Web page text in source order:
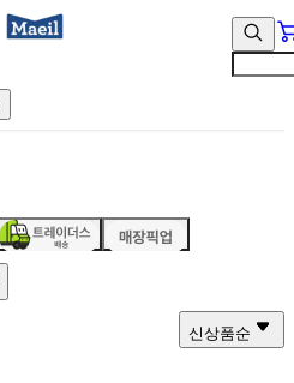
신상품순